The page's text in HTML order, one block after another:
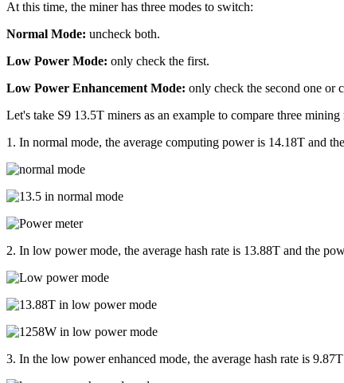
At this time, the miner has three modes to switch:
Normal Mode: uncheck both.
Low Power Mode: only check the first.
Low Power Enhancement Mode: only check the second one or
Let's take S9 13.5T miners as an example to compare three mining
1. In normal mode, the average computing power is 14.18T and
2. In low power mode, the average hash rate is 13.88T and the
3. In the low power enhanced mode, the average hash rate is